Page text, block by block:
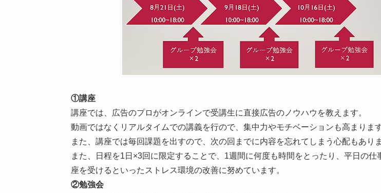
①講座
講座では、広告のプロがオンラインで受講生に直接広告のノウハウを教えます。
動画ではなくリアルタイムでの講義を行ので、集中力やモチベーションも高まります
また、講座では毎回課題を出すので、次の回までに内容を忘れてしまう心配もありま
また、日程を1日×3回に限定することで、1週間に何度も時間をとったり、平日の仕
座を受けるといったストレス環境の改善に努めています。
②勉強会